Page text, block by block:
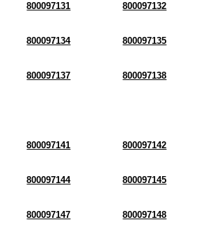
800097131 800097132
800097134 800097135
800097137 800097138
800097141 800097142
800097144 800097145
800097147 800097148